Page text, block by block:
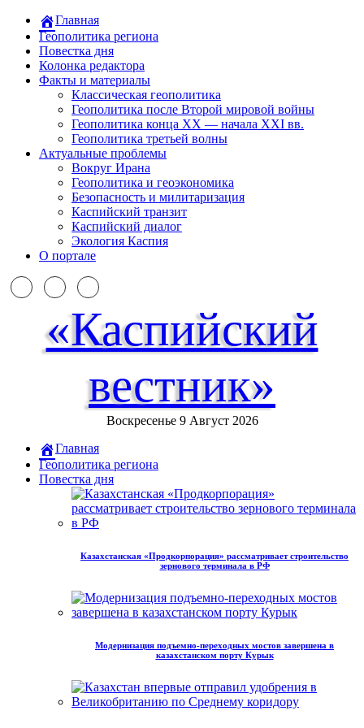
Главная
Геополитика региона
Повестка дня
Колонка редактора
Факты и материалы
Классическая геополитика
Геополитика после Второй мировой войны
Геополитика конца XX — начала XXI вв.
Геополитика третьей волны
Актуальные проблемы
Вокруг Ирана
Геополитика и геоэкономика
Безопасность и милитаризация
Каспийский транзит
Каспийский диалог
Экология Каспия
О портале
«Каспийский
вестник»
Воскресенье 9 Август 2026
Главная
Геополитика региона
Повестка дня
Казахстанская «Продкорпорация» рассматривает строительство
зернового терминала в РФ
Модернизация подъемно-переходных мостов завершена в
казахстанском порту Курык